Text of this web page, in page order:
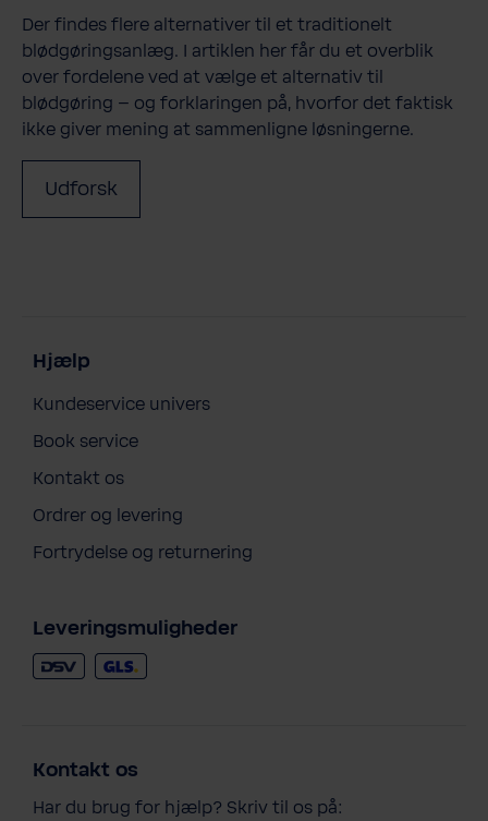
Der findes flere alternativer til et traditionelt
blødgøringsanlæg. I artiklen her får du et overblik
over fordelene ved at vælge et alternativ til
blødgøring – og forklaringen på, hvorfor det faktisk
ikke giver mening at sammenligne løsningerne.
Udforsk
Hjælp
Kundeservice univers
Book service
Kontakt os
Ordrer og levering
Fortrydelse og returnering
Leveringsmuligheder
Kontakt os
Har du brug for hjælp? Skriv til os på: